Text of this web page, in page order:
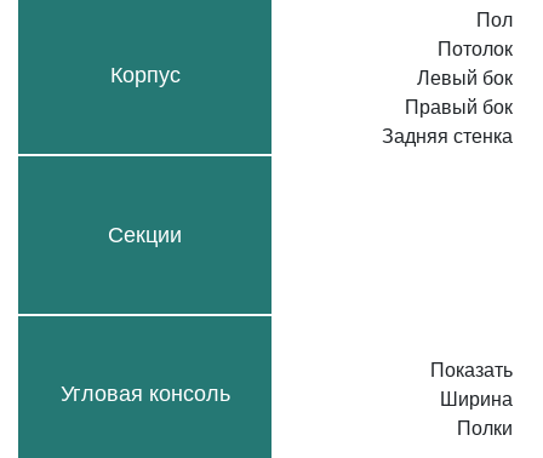
Корпус
Секции
Угловая консоль
Пол
Потолок
Левый бок
Правый бок
Задняя стенка
Показать
Ширина
Полки